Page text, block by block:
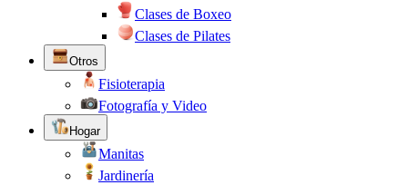
Clases de Boxeo
Clases de Pilates
Otros
Fisioterapia
Fotografía y Video
Hogar
Manitas
Jardinería